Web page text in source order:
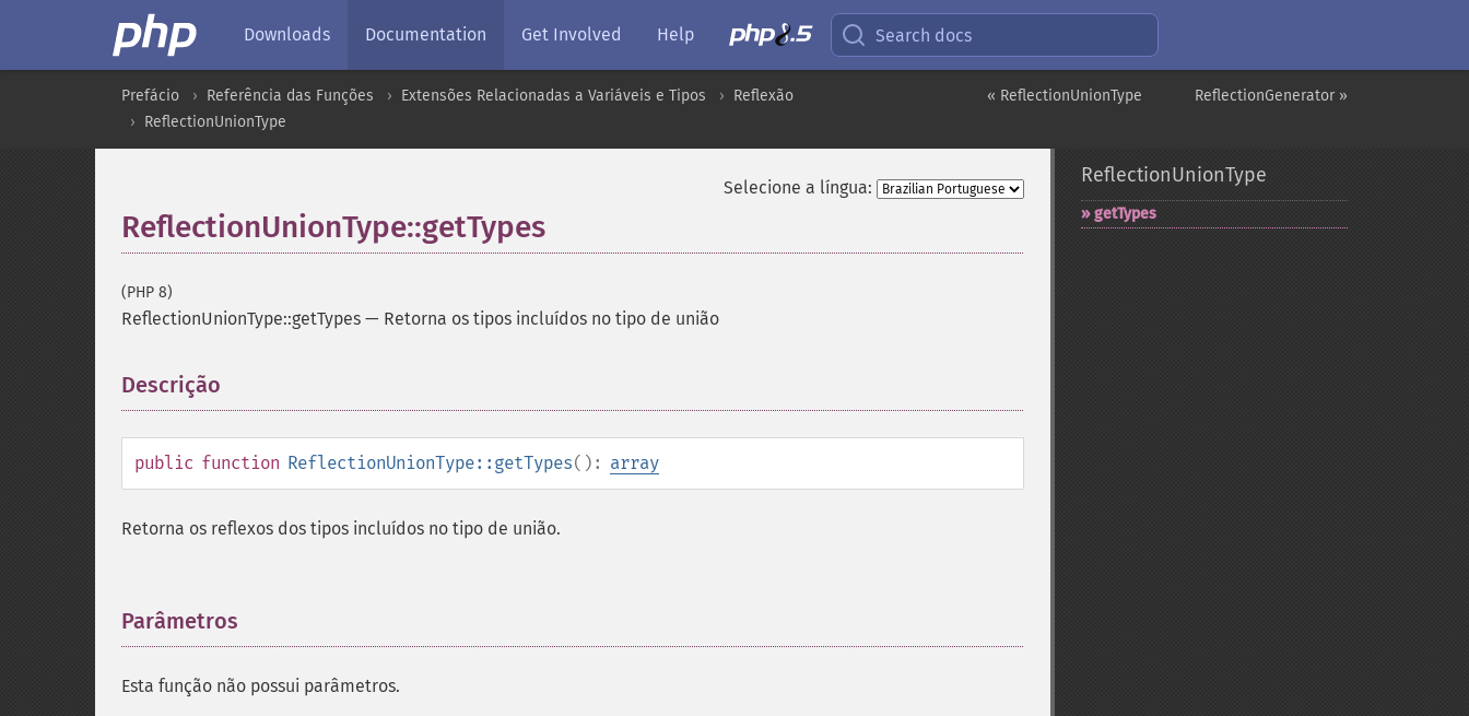
Downloads Documentation Get Involved Help Search docs
ReflectionGenerator »
« ReflectionUnionType
Prefácio Referência das Funções Extensões Relacionadas a Variáveis e Tipos
Reflexão
ReflectionUnionType
Selecione a língua:
ReflectionUnionType::getTypes
(PHP 8)
ReflectionUnionType::getTypes — Retorna os tipos incluídos no tipo de união
Descrição
public function ReflectionUnionType::getTypes(): array
Retorna os reflexos dos tipos incluídos no tipo de união.
Parâmetros
Esta função não possui parâmetros.
ReflectionUnionType
getTypes